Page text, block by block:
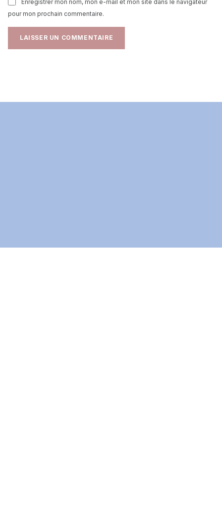
Enregistrer mon nom, mon e-mail et mon site dans le navigateur
pour mon prochain commentaire.